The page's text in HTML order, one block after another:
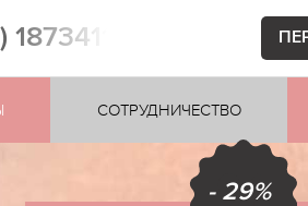
СОТРУДНИЧЕСТВО
- 29%